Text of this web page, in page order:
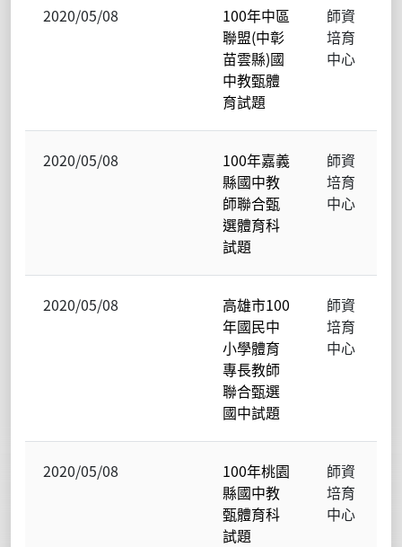
2020/05/08
100年中區
聯盟(中彰
苗雲縣)國
中教甄體
育試題
師資
培育
中心
2020/05/08
100年嘉義
縣國中教
師聯合甄
選體育科
試題
師資
培育
中心
2020/05/08
高雄市100
年國民中
小學體育
專長教師
聯合甄選
國中試題
師資
培育
中心
2020/05/08
100年桃園
縣國中教
甄體育科
試題
師資
培育
中心